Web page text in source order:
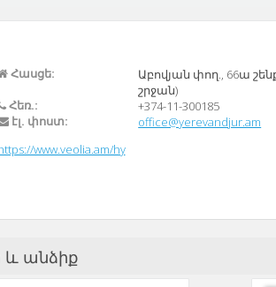
Հասցե:
Աբովյան փող., 66ա
շրջան)
Հեռ.:
+374-11-300185
էլ. փոստ:
office@yerevandjur.am
www.veolia.am/hy
անձիք